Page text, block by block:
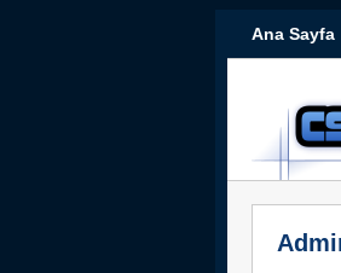
Ana Sayfa